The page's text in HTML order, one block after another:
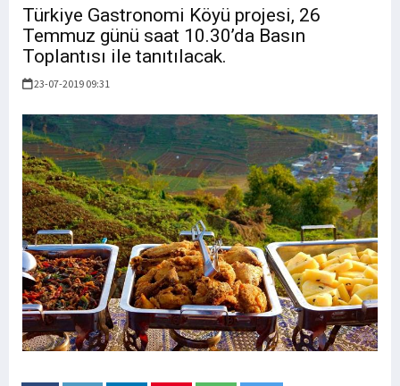
Türkiye Gastronomi Köyü projesi, 26
Temmuz günü saat 10.30’da Basın
Toplantısı ile tanıtılacak.
23-07-2019 09:31